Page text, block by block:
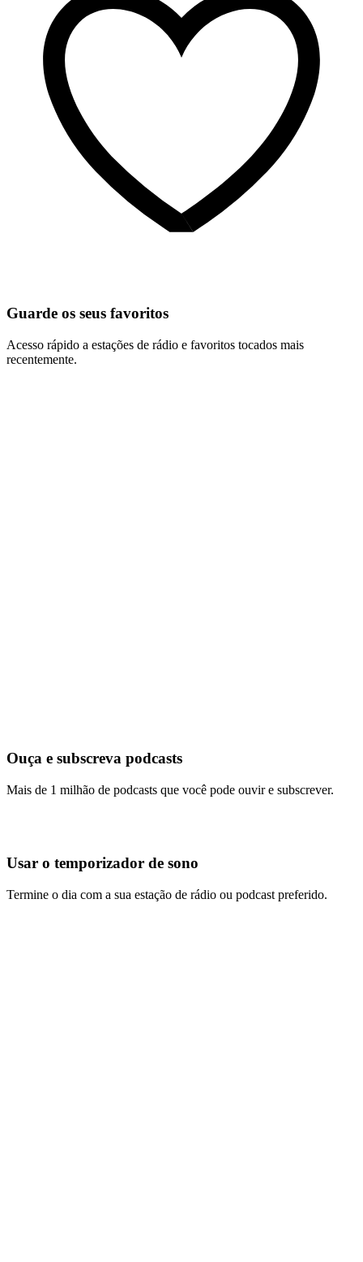
Guarde os seus favoritos
Acesso rápido a estações de rádio e favoritos tocados mais
recentemente.
Ouça e subscreva podcasts
Mais de 1 milhão de podcasts que você pode ouvir e subscrever.
Usar o temporizador de sono
Termine o dia com a sua estação de rádio ou podcast preferido.